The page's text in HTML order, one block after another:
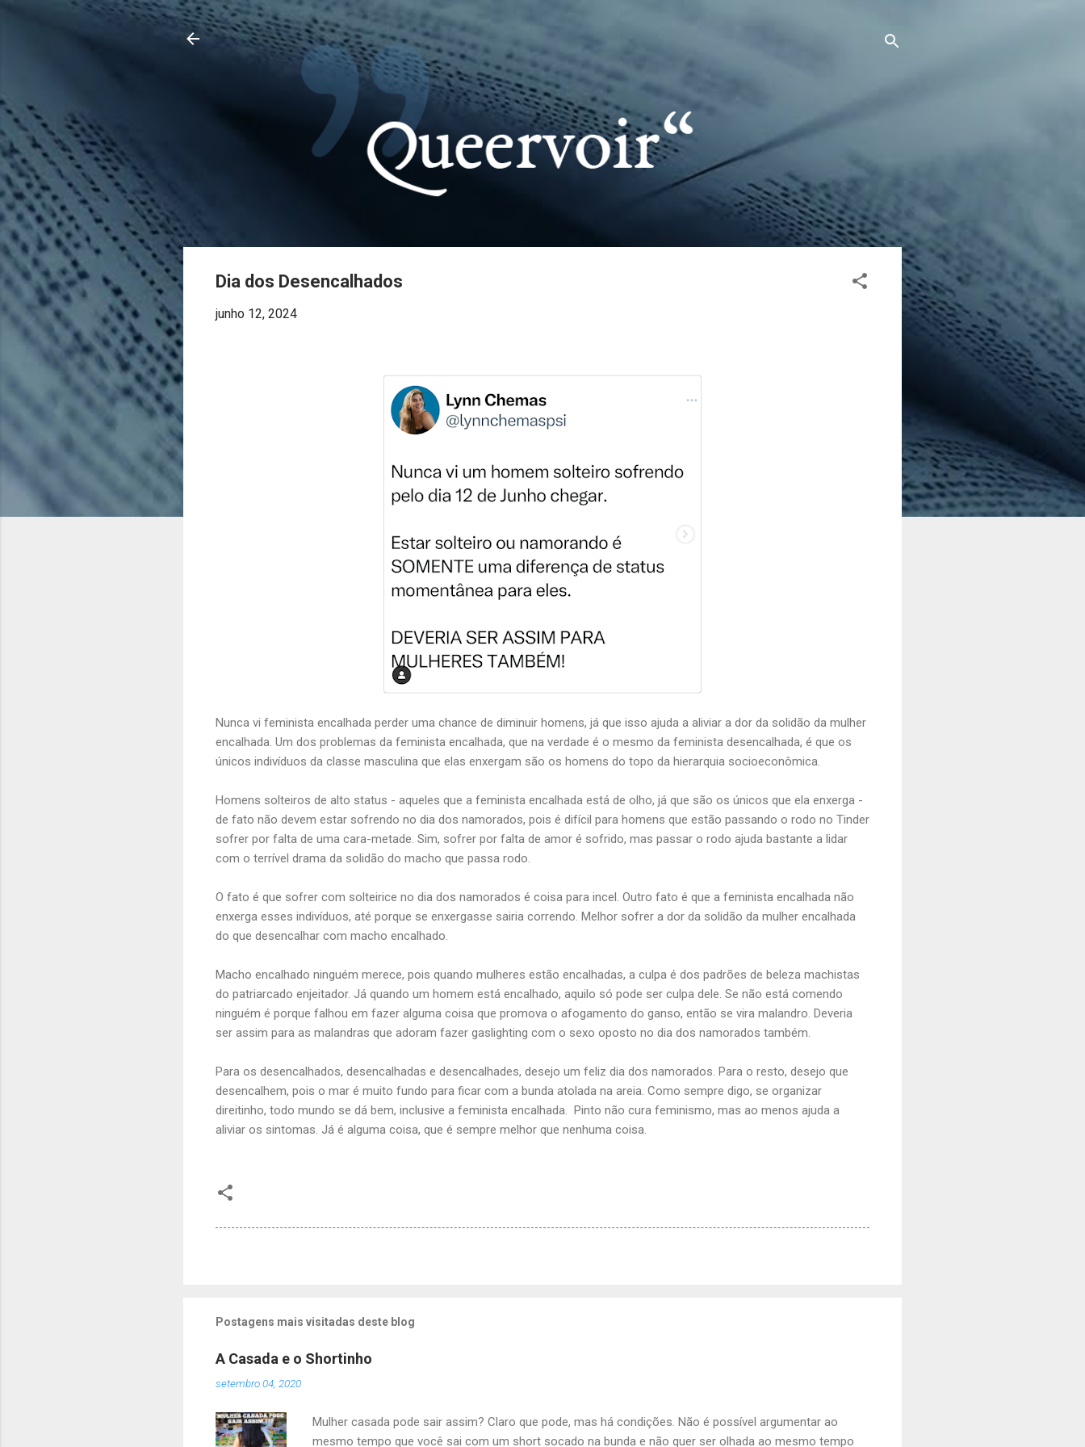
Pular para o conteúdo principal
Dia dos Desencalhados
junho 12, 2024
Nunca vi feminista encalhada perder uma chance de diminuir homens, já que isso ajuda a aliviar a dor da solidão da mulher
encalhada. Um dos problemas da feminista encalhada, que na verdade é o mesmo da feminista desencalhada, é que os
únicos indivíduos da classe masculina que elas enxergam são os homens do topo da hierarquia socioeconômica.
Homens solteiros de alto status - aqueles que a feminista encalhada está de olho, já que são os únicos que ela enxerga -
de fato não devem estar sofrendo no dia dos namorados, pois é difícil para homens que estão passando o rodo no Tinder
sofrer por falta de uma cara-metade. Sim, sofrer por falta de amor é sofrido, mas passar o rodo ajuda bastante a lidar
com o terrível drama da solidão do macho que passa rodo.
O fato é que sofrer com solteirice no dia dos namorados é coisa para incel. Outro fato é que a feminista encalhada não
enxerga esses indivíduos, até porque se enxergasse sairia correndo. Melhor sofrer a dor da solidão da mulher encalhada
do que desencalhar com macho encalhado.
Macho encalhado ninguém merece, pois quando mulheres estão encalhadas, a culpa é dos padrões de beleza machistas
do patriarcado enjeitador. Já quando um homem está encalhado, aquilo só pode ser culpa dele. Se não está comendo
ninguém é porque falhou em fazer alguma coisa que promova o afogamento do ganso, então se vira malandro. Deveria
ser assim para as malandras que adoram fazer gaslighting com o sexo oposto no dia dos namorados também.
Para os desencalhados, desencalhadas e desencalhades, desejo um feliz dia dos namorados. Para o resto, desejo que
desencalhem, pois o mar é muito fundo para ficar com a bunda atolada na areia. Como sempre digo, se organizar
direitinho, todo mundo se dá bem, inclusive a feminista encalhada. Pinto não cura feminismo, mas ao menos ajuda a
aliviar os sintomas. Já é alguma coisa, que é sempre melhor que nenhuma coisa.
Postagens mais visitadas deste blog
A Casada e o Shortinho
setembro 04, 2020
Mulher casada pode sair assim? Claro que pode, mas há condições. Não é possível argumentar ao
mesmo tempo que você sai com um short socado na bunda e não quer ser olhada ao mesmo tempo